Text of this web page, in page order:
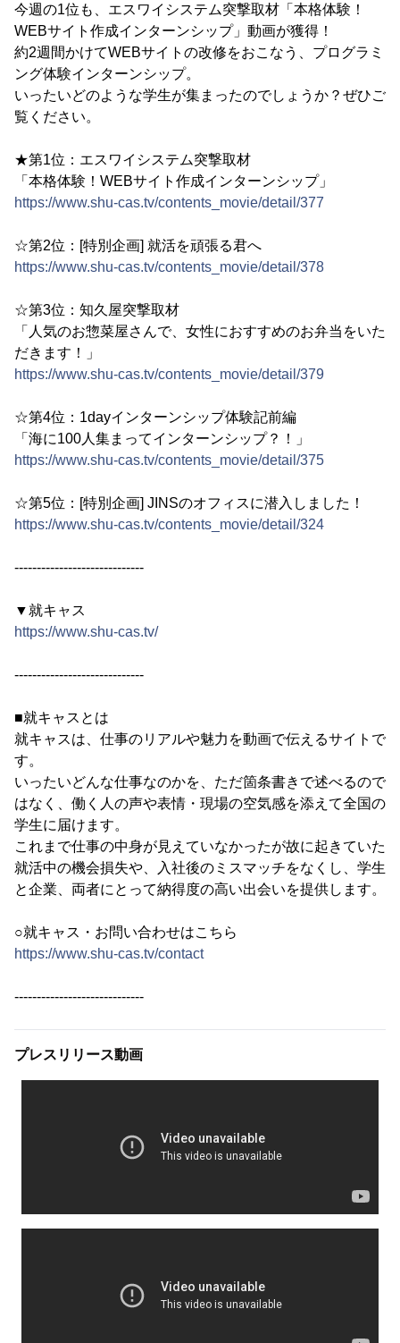
今週の1位も、エスワイシステム突撃取材「本格体験！
WEBサイト作成インターンシップ」動画が獲得！
約2週間かけてWEBサイトの改修をおこなう、プログラミ
ング体験インターンシップ。
いったいどのような学生が集まったのでしょうか？ぜひご
覧ください。
★第1位：エスワイシステム突撃取材
「本格体験！WEBサイト作成インターンシップ」
https://www.shu-cas.tv/contents_movie/detail/377
☆第2位：[特別企画] 就活を頑張る君へ
https://www.shu-cas.tv/contents_movie/detail/378
☆第3位：知久屋突撃取材
「人気のお惣菜屋さんで、女性におすすめのお弁当をいた
だきます！」
https://www.shu-cas.tv/contents_movie/detail/379
☆第4位：1dayインターンシップ体験記前編
「海に100人集まってインターンシップ？！」
https://www.shu-cas.tv/contents_movie/detail/375
☆第5位：[特別企画] JINSのオフィスに潜入しました！
https://www.shu-cas.tv/contents_movie/detail/324
-----------------------------
▼就キャス
https://www.shu-cas.tv/
-----------------------------
■就キャスとは
就キャスは、仕事のリアルや魅力を動画で伝えるサイトで
す。
いったいどんな仕事なのかを、ただ箇条書きで述べるので
はなく、働く人の声や表情・現場の空気感を添えて全国の
学生に届けます。
これまで仕事の中身が見えていなかったが故に起きていた
就活中の機会損失や、入社後のミスマッチをなくし、学生
と企業、両者にとって納得度の高い出会いを提供します。
○就キャス・お問い合わせはこちら
https://www.shu-cas.tv/contact
-----------------------------
プレスリリース動画